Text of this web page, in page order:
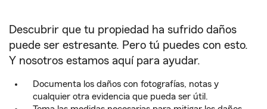
Descubrir que tu propiedad ha sufrido daños
puede ser estresante. Pero tú puedes con esto.
Y nosotros estamos aquí para ayudar.
Documenta los daños con fotografías, notas y
cualquier otra evidencia que pueda ser útil.